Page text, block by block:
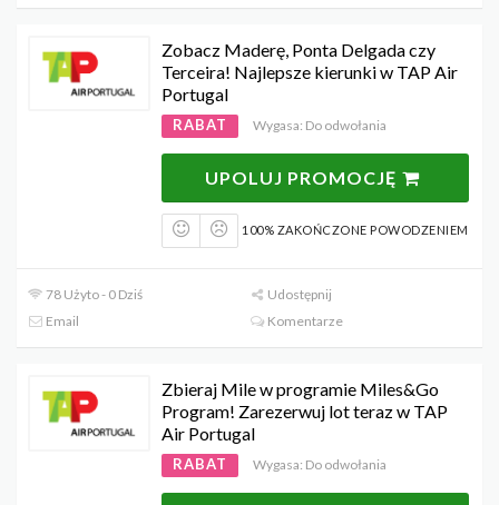
Zobacz Maderę, Ponta Delgada czy
Terceira! Najlepsze kierunki w TAP Air
Portugal
RABAT Wygasa: Do odwołania
UPOLUJ PROMOCJĘ
100% ZAKOŃCZONE POWODZENIEM
78 Użyto - 0 Dziś
Udostępnij
Email
Komentarze
Zbieraj Mile w programie Miles&Go
Program! Zarezerwuj lot teraz w TAP
Air Portugal
RABAT Wygasa: Do odwołania